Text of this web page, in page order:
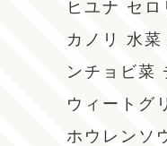
ヒユナ セロ
カノリ
水菜
ンチョビ菜
ウィートグ
ホウレンソ